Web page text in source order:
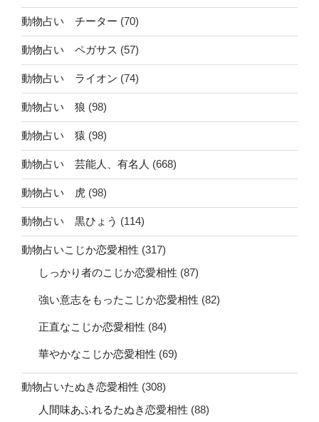
動物占い チーター (70)
動物占い ペガサス (57)
動物占い ライオン (74)
動物占い 狼 (98)
動物占い 猿 (98)
動物占い 芸能人、有名人 (668)
動物占い 虎 (98)
動物占い 黒ひょう (114)
動物占いこじか恋愛相性 (317)
しっかり者のこじか恋愛相性 (87)
強い意志をもったこじか恋愛相性 (82)
正直なこじか恋愛相性 (84)
華やかなこじか恋愛相性 (69)
動物占いたぬき恋愛相性 (308)
人間味あふれるたぬき恋愛相性 (88)